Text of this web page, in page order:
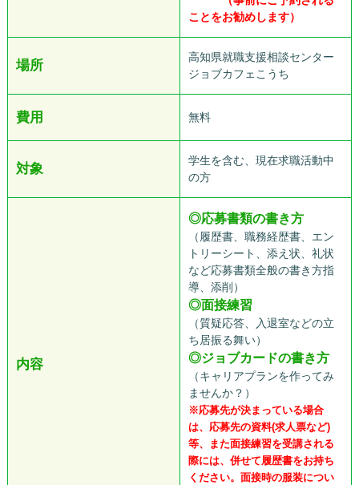
ことをお勧めします）
場所
高知県就職支援相談センター
ジョブカフェこうち
費用 無料
対象
学生を含む、現在求職活動中
の方
内容
◎応募書類の書き方
（履歴書、職務経歴書、エン
トリーシート、添え状、礼状
など応募書類全般の書き方指
導、添削）
◎面接練習
（質疑応答、入退室などの立
ち居振る舞い）
◎ジョブカードの書き方
（キャリアプランを作ってみ
ませんか？）
※応募先が決まっている場合
は、応募先の資料(求人票など)
等、また面接練習を受講される
際には、併せて履歴書をお持ち
ください。面接時の服装につい